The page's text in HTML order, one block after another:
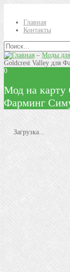
Главная
Контакты
–Моды
Goldcrest Valley для
0
Мод на карту
Фарминг
Загрузка...